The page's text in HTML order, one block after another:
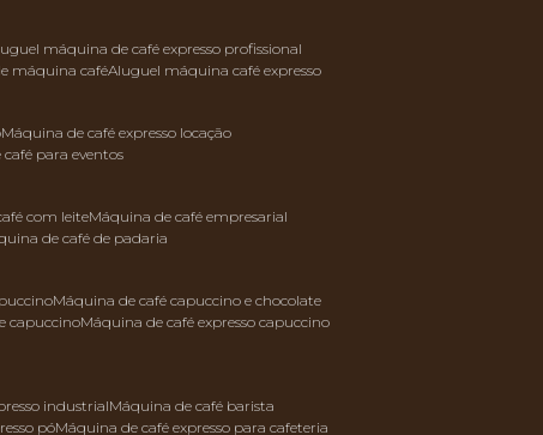
máquina de café expresso profissional
máquina café aluguel máquina café expresso
máquina de café expresso locação
para eventos
com leite
máquina de café empresarial
de café de padaria
máquina de café capuccino e chocolate
e capuccino
máquina de café expresso capuccino
industrial
máquina de café barista
pó
máquina de café expresso para cafeteria